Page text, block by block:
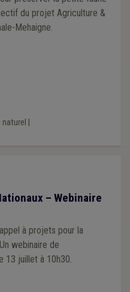
du projet Agriculture &
Mehaigne.
naturel
– Webinaire
à projets pour la
webinaire de
13 juillet à 10h30.